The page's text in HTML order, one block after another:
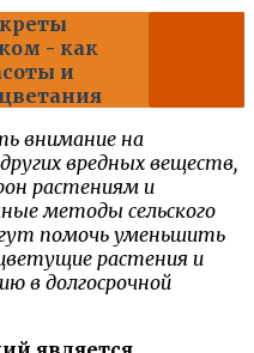
- как
и
внимание на
вредных веществ,
растениям и
методы сельского
помочь уменьшить
растения и
в долгосрочной